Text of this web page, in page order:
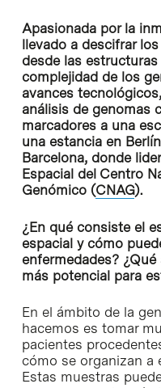
Apasionada por la
llevado a descifrar
desde las
complejidad de los
avances
análisis de genomas
marcadores a una
una estancia en
Barcelona, donde
Espacial del Centro
Genómico (CNAG).
¿En qué consiste el
espacial y cómo
enfermedades?
más potencial para
En el ámbito de la
hacemos es tomar
pacientes
cómo se organizan a
Estas muestras